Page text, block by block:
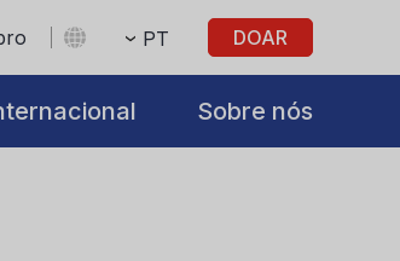
PT DOAR
Sobre nós